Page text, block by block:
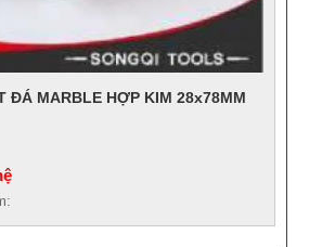
ĐÁ MARBLE HỢP KIM 28x78MM